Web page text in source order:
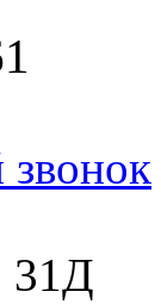
звонок
31Д